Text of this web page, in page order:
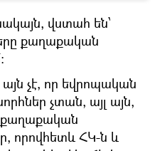
վստահ են՝
քաղաքական
չէ, որ եվրոպական
չտան, այլ այն,
քաղաքական
որովհետև ՀԿ-ն և